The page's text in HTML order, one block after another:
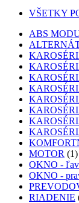
VŠETKY
ABS
MOTOR (1)
OKNO -
OKNO -
RIADENIE